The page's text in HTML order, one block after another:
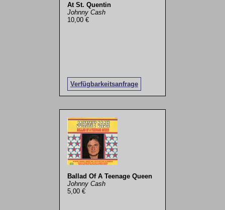
At St. Quentin
Johnny Cash
10,00 €
Verfügbarkeitsanfrage
Ballad Of A Teenage Queen
Johnny Cash
5,00 €